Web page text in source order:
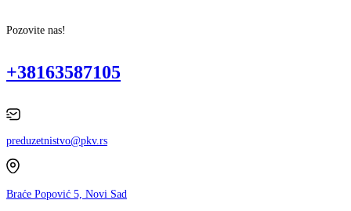
Pozovite nas!
+38163587105
preduzetnistvo@pkv.rs
Braće Popović 5, Novi Sad